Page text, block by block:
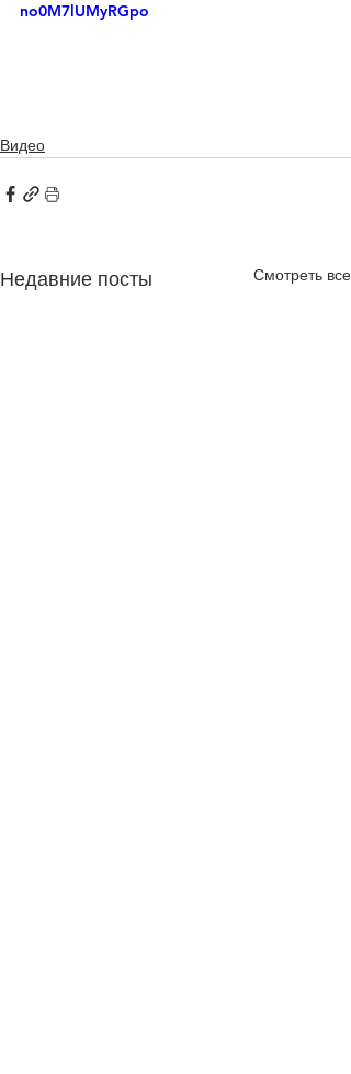
no0M7lUMyRGpo
Видео
Недавние посты Смотреть все